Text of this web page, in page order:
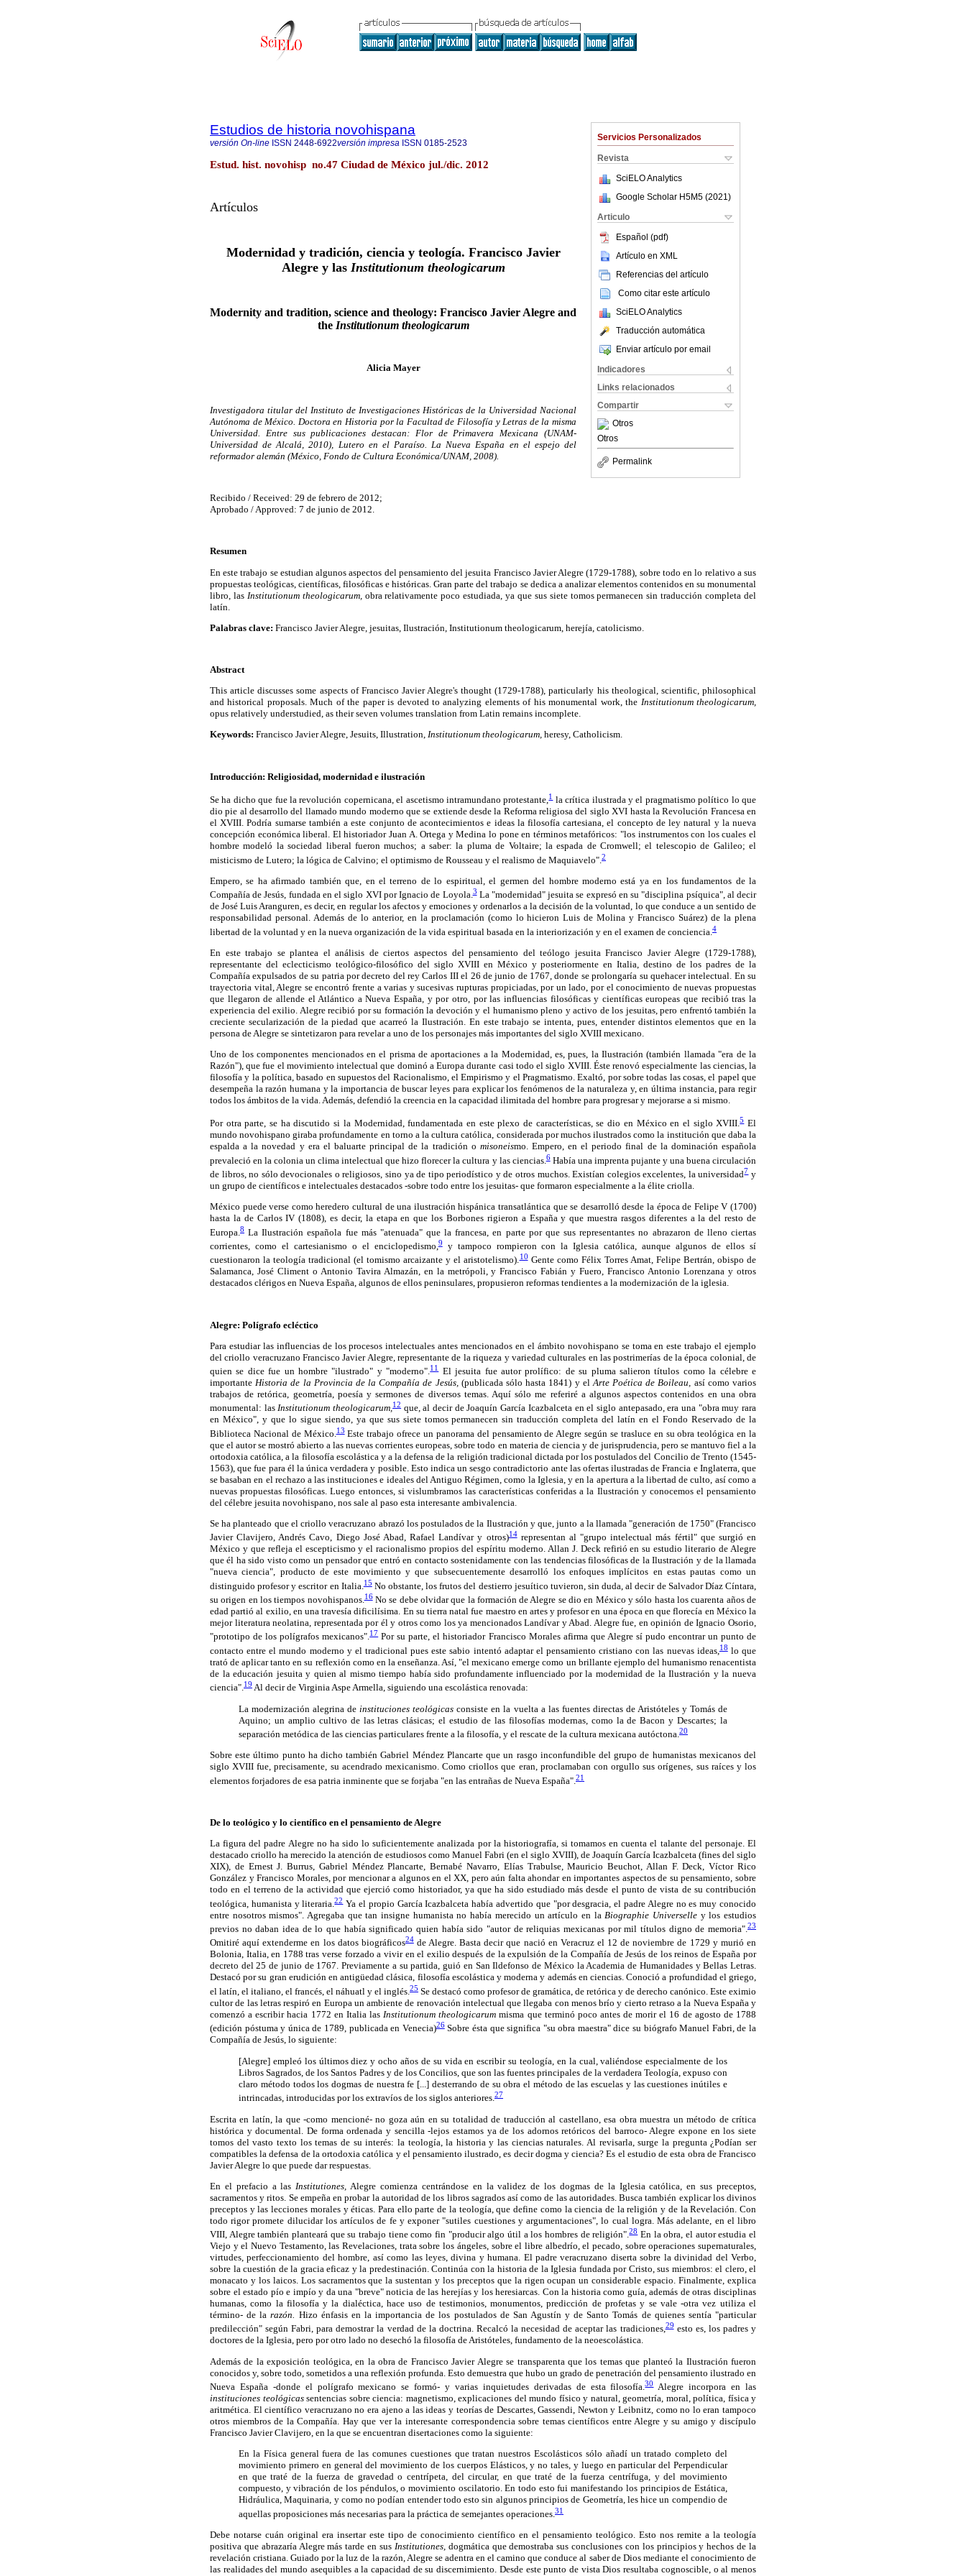
Servicios Personalizados
Revista
SciELO Analytics
Google Scholar H5M5 (2021 )
Articulo
Español (pdf)
Artículo en XML
Referencias del artículo
Como citar este artículo
SciELO Analytics
Traducción automática
Enviar artículo por email
Indicadores
Links relacionados
Compartir
Otros
Otros
Permalink
Estudios de historia novohispana
versión On-line ISSN 2448-6922versión impresa ISSN 0185-2523
Estud. hist. novohisp no.47 Ciudad de México jul./dic. 2012
Artículos
Modernidad y tradición, ciencia y teología. Francisco Javier
Alegre y las Institutionum theologicarum
Modernity and tradition, science and theology: Francisco Javier Alegre and
the Institutionum theologicarum
Alicia Mayer
Investigadora titular del Instituto de Investigaciones Históricas de la Universidad Nacional
Autónoma de México. Doctora en Historia por la Facultad de Filosofía y Letras de la misma
Universidad. Entre sus publicaciones destacan: Flor de Primavera Mexicana (UNAM-
Universidad de Alcalá, 2010), Lutero en el Paraíso. La Nueva España en el espejo del
reformador alemán (México, Fondo de Cultura Económica/UNAM, 2008).
Recibido / Received: 29 de febrero de 2012;
Aprobado / Approved: 7 de junio de 2012.
Resumen
En este trabajo se estudian algunos aspectos del pensamiento del jesuita Francisco Javier Alegre (1729-1788), sobre todo en lo relativo a sus
propuestas teológicas, científicas, filosóficas e históricas. Gran parte del trabajo se dedica a analizar elementos contenidos en su monumental
libro, las Institutionum theologicarum, obra relativamente poco estudiada, ya que sus siete tomos permanecen sin traducción completa del
latín.
Palabras clave: Francisco Javier Alegre, jesuitas, Ilustración, Institutionum theologicarum, herejía, catolicismo.
Abstract
This article discusses some aspects of Francisco Javier Alegre's thought (1729-1788), particularly his theological, scientific, philosophical
and historical proposals. Much of the paper is devoted to analyzing elements of his monumental work, the Institutionum theologicarum,
opus relatively understudied, as their seven volumes translation from Latin remains incomplete.
Keywords: Francisco Javier Alegre, Jesuits, Illustration, Institutionum theologicarum, heresy, Catholicism.
Introducción: Religiosidad, modernidad e ilustración
Se ha dicho que fue la revolución copernicana, el ascetismo intramundano protestante,1 la crítica ilustrada y el pragmatismo político lo que
dio pie al desarrollo del llamado mundo moderno que se extiende desde la Reforma religiosa del siglo XVI hasta la Revolución Francesa en
el XVIII. Podría sumarse también a este conjunto de acontecimientos e ideas la filosofía cartesiana, el concepto de ley natural y la nueva
concepción económica liberal. El historiador Juan A. Ortega y Medina lo pone en términos metafóricos: "los instrumentos con los cuales el
hombre modeló la sociedad liberal fueron muchos; a saber: la pluma de Voltaire; la espada de Cromwell; el telescopio de Galileo; el
misticismo de Lutero; la lógica de Calvino; el optimismo de Rousseau y el realismo de Maquiavelo". 2
Empero, se ha afirmado también que, en el terreno de lo espiritual, el germen del hombre moderno está ya en los fundamentos de la
Compañía de Jesús, fundada en el siglo XVI por Ignacio de Loyola.3La "modernidad" jesuita se expresó en su "disciplina psíquica", al decir
de José Luis Aranguren, es decir, en regular los afectos y emociones y ordenarlos a la decisión de la voluntad, lo que conduce a un sentido de
responsabilidad personal. Además de lo anterior, en la proclamación (como lo hicieron Luis de Molina y Francisco Suárez) de la plena
libertad de la voluntad y en la nueva organización de la vida espiritual basada en la interiorización y en el examen de conciencia. 4
En este trabajo se plantea el análisis de ciertos aspectos del pensamiento del teólogo jesuita Francisco Javier Alegre (1729-1788),
representante del eclecticismo teológico-filosófico del siglo XVIII en México y posteriormente en Italia, destino de los padres de la
Compañía expulsados de su patria por decreto del rey Carlos III el 26 de junio de 1767, donde se prolongaría su quehacer intelectual. En su
trayectoria vital, Alegre se encontró frente a varias y sucesivas rupturas propiciadas, por un lado, por el conocimiento de nuevas propuestas
que llegaron de allende el Atlántico a Nueva España, y por otro, por las influencias filosóficas y científicas europeas que recibió tras la
experiencia del exilio. Alegre recibió por su formación la devoción y el humanismo pleno y activo de los jesuitas, pero enfrentó también la
creciente secularización de la piedad que acarreó la Ilustración. En este trabajo se intenta, pues, entender distintos elementos que en la
persona de Alegre se sintetizaron para revelar a uno de los personajes más importantes del siglo XVIII mexicano.
Uno de los componentes mencionados en el prisma de aportaciones a la Modernidad, es, pues, la Ilustración (también llamada "era de la
Razón"), que fue el movimiento intelectual que dominó a Europa durante casi todo el siglo XVIII. Éste renovó especialmente las ciencias, la
filosofía y la política, basado en supuestos del Racionalismo, el Empirismo y el Pragmatismo. Exaltó, por sobre todas las cosas, el papel que
desempeña la razón humana y la importancia de buscar leyes para explicar los fenómenos de la naturaleza y, en última instancia, para regir
todos los ámbitos de la vida. Además, defendió la creencia en la capacidad ilimitada del hombre para progresar y mejorarse a si mismo.
Por otra parte, se ha discutido si la Modernidad, fundamentada en este plexo de características, se dio en México en el siglo XVIII.5El
mundo novohispano giraba profundamente en torno a la cultura católica, considerada por muchos ilustrados como la institución que daba la
espalda a la novedad y era el baluarte principal de la tradición o misoneismo. Empero, en el periodo final de la dominación española
prevaleció en la colonia un clima intelectual que hizo florecer la cultura y las ciencias.6Había una imprenta pujante y una buena circulación
de libros, no sólo devocionales o religiosos, sino ya de tipo periodístico y de otros muchos. Existían colegios excelentes, la universidad7y
un grupo de científicos e intelectuales destacados -sobre todo entre los jesuitas- que formaron especialmente a la élite criolla.
México puede verse como heredero cultural de una ilustración hispánica transatlántica que se desarrolló desde la época de Felipe V (1700)
hasta la de Carlos IV (1808), es decir, la etapa en que los Borbones rigieron a España y que muestra rasgos diferentes a la del resto de
Europa. 8 La Ilustración española fue más "atenuada" que la francesa, en parte por que sus representantes no abrazaron de lleno ciertas
corrientes, como el cartesianismo o el enciclopedismo,9y tampoco rompieron con la Iglesia católica, aunque algunos de ellos sí
cuestionaron la teología tradicional (el tomismo arcaizante y el aristotelismo).10Gente como Félix Torres Amat, Felipe Bertrán, obispo de
Salamanca, José Climent o Antonio Tavira Almazán, en la metrópoli, y Francisco Fabián y Fuero, Francisco Antonio Lorenzana y otros
destacados clérigos en Nueva España, algunos de ellos peninsulares, propusieron reformas tendientes a la modernización de la iglesia.
Alegre: Polígrafo ecléctico
Para estudiar las influencias de los procesos intelectuales antes mencionados en el ámbito novohispano se toma en este trabajo el ejemplo
del criollo veracruzano Francisco Javier Alegre, representante de la riqueza y variedad culturales en las postrimerías de la época colonial, de
quien se dice fue un hombre "ilustrado" y "moderno".11El jesuita fue autor prolífico: de su pluma salieron títulos como la célebre e
importanteHistoria de la Provincia de la Compañía de Jesús,(publicada sólo hasta 1841) y elArte Poética de Boileau, así como varios
trabajos de retórica, geometría, poesía y sermones de diversos temas. Aquí sólo me referiré a algunos aspectos contenidos en una obra
monumental: lasInstitutionum theologicarum,12 que, al decir de Joaquín García Icazbalceta en el siglo antepasado, era una "obra muy rara
en México", y que lo sigue siendo, ya que sus siete tomos permanecen sin traducción completa del latín en el Fondo Reservado de la
Biblioteca Nacional de México.13Este trabajo ofrece un panorama del pensamiento de Alegre según se trasluce en su obra teológica en la
que el autor se mostró abierto a las nuevas corrientes europeas, sobre todo en materia de ciencia y de jurisprudencia, pero se mantuvo fiel a la
ortodoxia católica, a la filosofía escolástica y a la defensa de la religión tradicional dictada por los postulados del Concilio de Trento (1545-
1563), que fue para él la única verdadera y posible. Esto indica un sesgo contradictorio ante las ofertas ilustradas de Francia e Inglaterra, que
se basaban en el rechazo a las instituciones e ideales del Antiguo Régimen, como la Iglesia, y en la apertura a la libertad de culto, así como a
nuevas propuestas filosóficas. Luego entonces, si vislumbramos las características conferidas a la Ilustración y conocemos el pensamiento
del célebre jesuita novohispano, nos sale al paso esta interesante ambivalencia.
Se ha planteado que el criollo veracruzano abrazó los postulados de la Ilustración y que, junto a la llamada "generación de 1750" (Francisco
Javier Clavijero, Andrés Cavo, Diego José Abad, Rafael Landívar y otros)14representan al "grupo intelectual más fértil" que surgió en
México y que refleja el escepticismo y el racionalismo propios del espíritu moderno. Allan J. Deck refirió en su estudio literario de Alegre
que él ha sido visto como un pensador que entró en contacto sostenidamente con las tendencias filosóficas de la Ilustración y de la llamada
"nueva ciencia", producto de este movimiento y que subsecuentemente desarrolló los enfoques implícitos en estas pautas como un
distinguido profesor y escritor en Italia.15No obstante, los frutos del destierro jesuítico tuvieron, sin duda, al decir de Salvador Díaz Cíntara,
su origen en los tiempos novohispanos.16No se debe olvidar que la formación de Alegre se dio en México y sólo hasta los cuarenta años de
edad partió al exilio, en una travesía dificilísima. En su tierra natal fue maestro en artes y profesor en una época en que florecía en México la
mejor literatura neolatina, representada por él y otros como los ya mencionados Landívar y Abad. Alegre fue, en opinión de Ignacio Osorio,
"prototipo de los polígrafos mexicanos".17Por su parte, el historiador Francisco Morales afirma que Alegre sí pudo encontrar un punto de
contacto entre el mundo moderno y el tradicional pues este sabio intentó adaptar el pensamiento cristiano con las nuevas ideas,18lo que
trató de aplicar tanto en su reflexión como en la enseñanza. Así, "el mexicano emerge como un brillante ejemplo del humanismo renacentista
de la educación jesuita y quien al mismo tiempo había sido profundamente influenciado por la modernidad de la Ilustración y la nueva
ciencia". 19 Al decir de Virginia Aspe Armella, siguiendo una escolástica renovada:
La modernización alegrina de instituciones teológicas consiste en la vuelta a las fuentes directas de Aristóteles y Tomás de
Aquino; un amplio cultivo de las letras clásicas; el estudio de las filosofías modernas, como la de Bacon y Descartes; la
separación metódica de las ciencias particulares frente a la filosofía, y el rescate de la cultura mexicana autóctona. 20
Sobre este último punto ha dicho también Gabriel Méndez Plancarte que un rasgo inconfundible del grupo de humanistas mexicanos del
siglo XVIII fue, precisamente, su acendrado mexicanismo. Como criollos que eran, proclamaban con orgullo sus orígenes, sus raíces y los
elementos forjadores de esa patria inminente que se forjaba "en las entrañas de Nueva España". 21
De lo teológico y lo científico en el pensamiento de Alegre
La figura del padre Alegre no ha sido lo suficientemente analizada por la historiografía, si tomamos en cuenta el talante del personaje. El
destacado criollo ha merecido la atención de estudiosos como Manuel Fabri (en el siglo XVIII), de Joaquín García Icazbalceta (fines del siglo
XIX), de Ernest J. Burrus, Gabriel Méndez Plancarte, Bernabé Navarro, Elías Trabulse, Mauricio Beuchot, Allan F. Deck, Víctor Rico
González y Francisco Morales, por mencionar a algunos en el XX, pero aún falta ahondar en importantes aspectos de su pensamiento, sobre
todo en el terreno de la actividad que ejerció como historiador, ya que ha sido estudiado más desde el punto de vista de su contribución
teológica, humanista y literaria.22Ya el propio García Icazbalceta había advertido que "por desgracia, el padre Alegre no es muy conocido
entre nosotros mismos". Agregaba que tan insigne humanista no había merecido un artículo en la Biographie Universelley los estudios
previos no daban idea de lo que había significado quien había sido "autor de reliquias mexicanas por mil títulos digno de memoria".23
Omitiré aquí extenderme en los datos biográficos24de Alegre. Basta decir que nació en Veracruz el 12 de noviembre de 1729 y murió en
Bolonia, Italia, en 1788 tras verse forzado a vivir en el exilio después de la expulsión de la Compañía de Jesús de los reinos de España por
decreto del 25 de junio de 1767. Previamente a su partida, guió en San Ildefonso de México la Academia de Humanidades y Bellas Letras.
Destacó por su gran erudición en antigüedad clásica, filosofía escolástica y moderna y además en ciencias. Conoció a profundidad el griego,
el latín, el italiano, el francés, el náhuatl y el inglés. 25 Se destacó como profesor de gramática, de retórica y de derecho canónico. Este eximio
cultor de las letras respiró en Europa un ambiente de renovación intelectual que llegaba con menos brío y cierto retraso a la Nueva España y
comenzó a escribir hacia 1772 en Italia las Institutionum theologicarum misma que terminó poco antes de morir el 16 de agosto de 1788
(edición póstuma y única de 1789, publicada en Venecia)26Sobre ésta que significa "su obra maestra" dice su biógrafo Manuel Fabri, de la
Compañía de Jesús, lo siguiente:
[Alegre] empleó los últimos diez y ocho años de su vida en escribir su teología, en la cual, valiéndose especialmente de los
Libros Sagrados, de los Santos Padres y de los Concilios, que son las fuentes principales de la verdadera Teología, expuso con
claro método todos los dogmas de nuestra fe [...] desterrando de su obra el método de las escuelas y las cuestiones inútiles e
intrincadas, introducidas por los extravíos de los siglos anteriores. 27
Escrita en latín, la que -como mencioné- no goza aún en su totalidad de traducción al castellano, esa obra muestra un método de crítica
histórica y documental. De forma ordenada y sencilla -lejos estamos ya de los adornos retóricos del barroco- Alegre expone en los siete
tomos del vasto texto los temas de su interés: la teología, la historia y las ciencias naturales. Al revisarla, surge la pregunta ¿Podían ser
compatibles la defensa de la ortodoxia católica y el pensamiento ilustrado, es decir dogma y ciencia? Es el estudio de esta obra de Francisco
Javier Alegre lo que puede dar respuestas.
En el prefacio a las Institutiones, Alegre comienza centrándose en la validez de los dogmas de la Iglesia católica, en sus preceptos,
sacramentos y ritos. Se empeña en probar la autoridad de los libros sagrados así como de las autoridades. Busca también explicar los divinos
preceptos y las lecciones morales y éticas. Para ello parte de la teología, que define como la ciencia de la religión y de la Revelación. Con
todo rigor promete dilucidar los artículos de fe y exponer "sutiles cuestiones y argumentaciones", lo cual logra. Más adelante, en el libro
VIII, Alegre también planteará que su trabajo tiene como fin "producir algo útil a los hombres de religión".28En la obra, el autor estudia el
Viejo y el Nuevo Testamento, las Revelaciones, trata sobre los ángeles, sobre el libre albedrío, el pecado, sobre operaciones supernaturales,
virtudes, perfeccionamiento del hombre, así como las leyes, divina y humana. El padre veracruzano diserta sobre la divinidad del Verbo,
sobre la cuestión de la gracia eficaz y la predestinación. Continúa con la historia de la Iglesia fundada por Cristo, sus miembros: el clero, el
monacato y los laicos. Los sacramentos que la sustentan y los preceptos que la rigen ocupan un considerable espacio. Finalmente, explica
sobre el estado pío e impío y da una "breve" noticia de las herejías y los heresiarcas. Con la historia como guía, además de otras disciplinas
humanas, como la filosofía y la dialéctica, hace uso de testimonios, monumentos, predicción de profetas y se vale -otra vez utiliza el
término- de larazón. Hizo énfasis en la importancia de los postulados de San Agustín y de Santo Tomás de quienes sentía "particular
predilección" según Fabri, para demostrar la verdad de la doctrina. Recalcó la necesidad de aceptar las tradiciones,29esto es, los padres y
doctores de la Iglesia, pero por otro lado no desechó la filosofía de Aristóteles, fundamento de la neoescolástica.
Además de la exposición teológica, en la obra de Francisco Javier Alegre se transparenta que los temas que planteó la Ilustración fueron
conocidos y, sobre todo, sometidos a una reflexión profunda. Esto demuestra que hubo un grado de penetración del pensamiento ilustrado en
Nueva España -donde el polígrafo mexicano se formó- y varias inquietudes derivadas de esta filosofía.30Alegre incorpora en las
instituciones teológicassentencias sobre ciencia: magnetismo, explicaciones del mundo físico y natural, geometría, moral, política, física y
aritmética. El científico veracruzano no era ajeno a las ideas y teorías de Descartes, Gassendi, Newton y Leibnitz, como no lo eran tampoco
otros miembros de la Compañía. Hay que ver la interesante correspondencia sobre temas científicos entre Alegre y su amigo y discípulo
Francisco Javier Clavijero, en la que se encuentran disertaciones como la siguiente:
En la Física general fuera de las comunes cuestiones que tratan nuestros Escolásticos sólo añadí un tratado completo del
movimiento primero en general del movimiento de los cuerpos Elásticos, y no tales, y luego en particular del Perpendicular
en que traté de la fuerza de gravedad o centrípeta, del circular, en que traté de la fuerza centrífuga, y del movimiento
compuesto, y vibración de los péndulos, o movimiento oscilatorio. En todo esto fui manifestando los principios de Estática,
Hidráulica, Maquinaria, y como no podían entender todo esto sin algunos principios de Geometría, les hice un compendio de
aquellas proposiciones más necesarias para la práctica de semejantes operaciones. 31
Debe notarse cuán original era insertar este tipo de conocimiento científico en el pensamiento teológico. Esto nos remite a la teología
positiva que abrazaría Alegre más tarde en sus Institutiones,dogmática que demostraba sus conclusiones con los principios y hechos de la
revelación cristiana. Guiado por la luz de la razón, Alegre se adentra en el camino que conduce al saber de Dios mediante el conocimiento de
las realidades del mundo asequibles a la capacidad de su discernimiento. Desde este punto de vista Dios resultaba cognoscible, o al menos